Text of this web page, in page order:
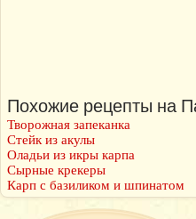
Похожие рецепты на
Творожная запеканка
Стейк из акулы
Оладьи из икры карпа
Сырные крекеры
Карп с базиликом и шпинатом